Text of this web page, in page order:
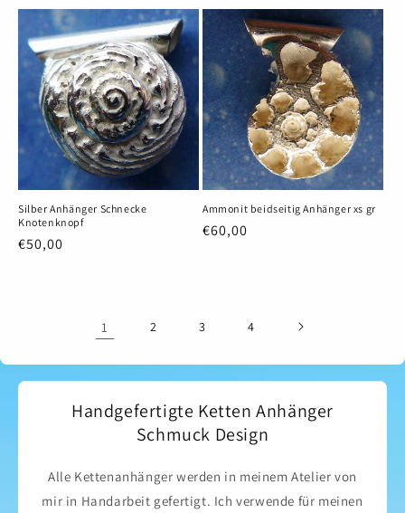
Silber Anhänger Schnecke
Knotenknopf
Normaler
€50,00
Ammonit beidseitig Anhänger xs gr
Normaler
€60,00
1 2 3 4
Handgefertigte Ketten Anhänger
Schmuck Design
Alle Kettenanhänger werden in meinem Atelier von
mir in Handarbeit gefertigt. Ich verwende für meinen